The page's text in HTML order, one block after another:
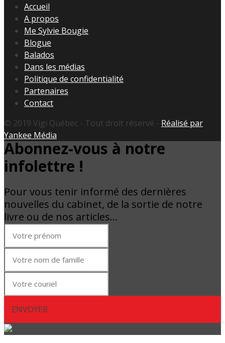
Accueil
A propos
Me Sylvie Bougie
Blogue
Balados
Dans les médias
Politique de confidentialité
Partenaires
Contact
© 2019 Vigi Québec - Tout droit réservé - Réalisé par
Yankee Média
Abonnez-vous à notre
infolettre !
Pour vous tenir informé des dernières
nouvelles du cabinet, de la sortie de notre
livre ou de nos articles…
ENVOYER